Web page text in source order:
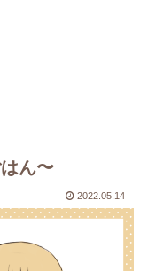
ん〜
2022.05.14